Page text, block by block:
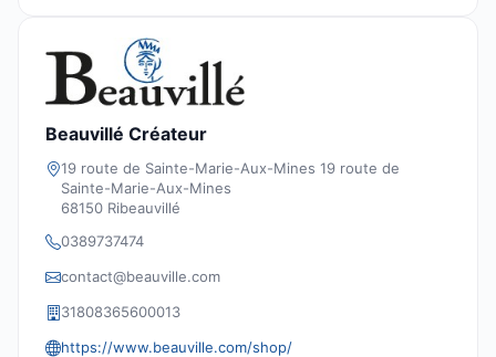
Beauvillé Créateur
19 route de Sainte-Marie-Aux-Mines 19 route de
Sainte-Marie-Aux-Mines
68150 Ribeauvillé
0389737474
contact@beauville.com
31808365600013
https://www.beauville.com/shop/